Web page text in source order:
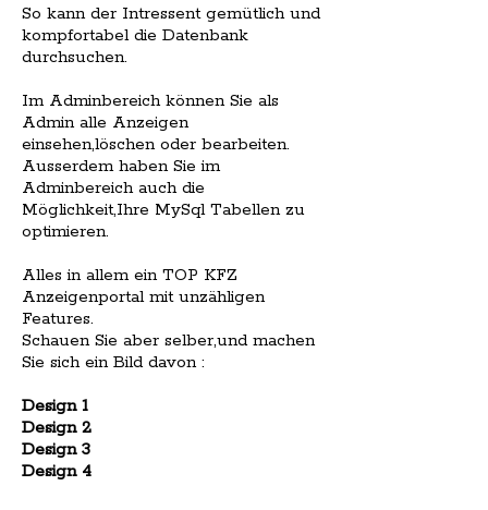
So kann der Intressent gemütlich und
kompfortabel die Datenbank
durchsuchen.
Im Adminbereich können Sie als
Admin alle Anzeigen
einsehen,löschen oder bearbeiten.
Ausserdem haben Sie im
Adminbereich auch die
Möglichkeit,Ihre MySql Tabellen zu
optimieren.
Alles in allem ein TOP KFZ
Anzeigenportal mit unzähligen
Features.
Schauen Sie aber selber,und machen
Sie sich ein Bild davon :
Design 1
Design 2
Design 3
Design 4